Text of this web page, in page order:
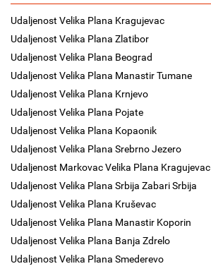
Udaljenost Velika Plana Kragujevac
Udaljenost Velika Plana Zlatibor
Udaljenost Velika Plana Beograd
Udaljenost Velika Plana Manastir Tumane
Udaljenost Velika Plana Krnjevo
Udaljenost Velika Plana Pojate
Udaljenost Velika Plana Kopaonik
Udaljenost Velika Plana Srebrno Jezero
Udaljenost Markovac Velika Plana Kragujevac
Udaljenost Velika Plana Srbija Zabari Srbija
Udaljenost Velika Plana Kruševac
Udaljenost Velika Plana Manastir Koporin
Udaljenost Velika Plana Banja Zdrelo
Udaljenost Velika Plana Smederevo